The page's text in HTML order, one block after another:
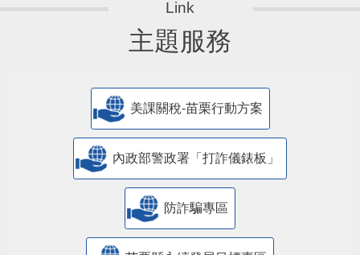
主題服務
美課關稅-苗栗行動方案
內政部警政署「打詐儀錶板」
防詐騙專區